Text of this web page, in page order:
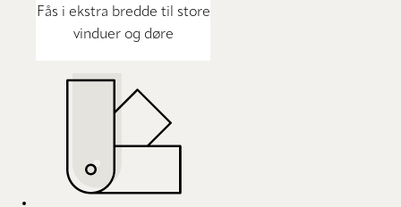
Fås i ekstra bredde til store
vinduer og døre